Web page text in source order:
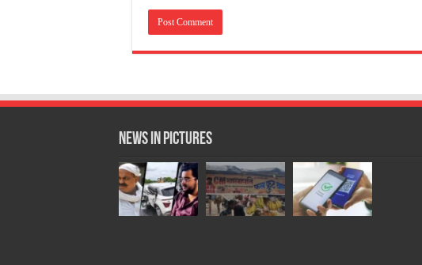
News in Pictures